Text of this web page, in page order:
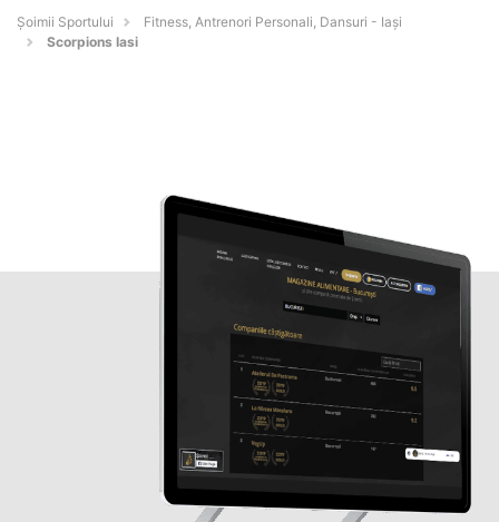
Șoimii Sportului
Fitness, Antrenori Personali, Dansuri - Iaşi
Scorpions Iasi